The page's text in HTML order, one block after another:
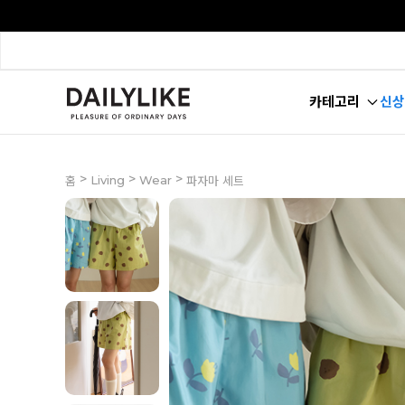
카테고리 신
홈 > Living > Wear > 파자마 세트